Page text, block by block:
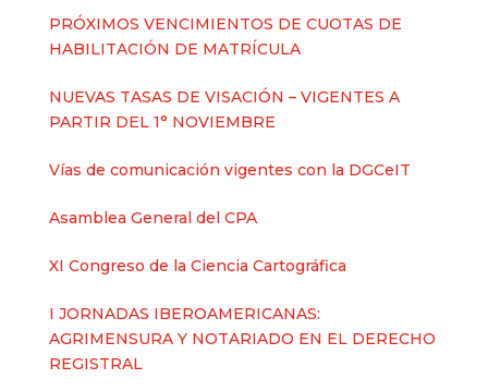
PRÓXIMOS VENCIMIENTOS DE CUOTAS DE
HABILITACIÓN DE MATRÍCULA
NUEVAS TASAS DE VISACIÓN – VIGENTES A
PARTIR DEL 1° NOVIEMBRE
Vías de comunicación vigentes con la DGCeIT
Asamblea General del CPA
XI Congreso de la Ciencia Cartográfica
I JORNADAS IBEROAMERICANAS:
AGRIMENSURA Y NOTARIADO EN EL DERECHO
REGISTRAL